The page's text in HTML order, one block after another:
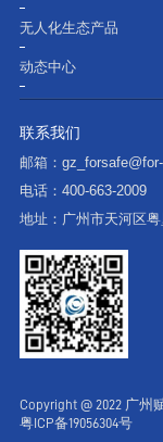
无人化生态产品
动态中心
联系我们
邮箱：
电话： 400-663-2009
地址： 广州市天河区
Copyright @ 2022 广州
粤ICP备19056304号